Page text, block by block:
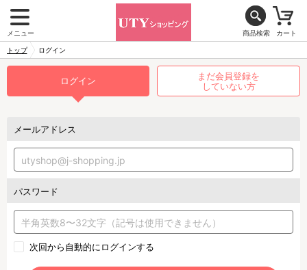
メニュー 商品検索 カート
トップ ログイン
ログイン
まだ会員登録を
していない方
メールアドレス
パスワード
次回から自動的にログインする